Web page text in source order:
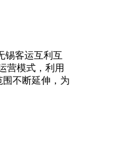
锡客运互利互
营模式，利用
不断延伸，为